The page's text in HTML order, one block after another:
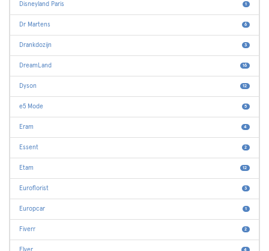
Disneyland Paris 1
Dr Martens 6
Drankdozijn 3
DreamLand 16
Dyson 12
e5 Mode 5
Eram 4
Essent 2
Etam 12
Euroflorist 3
Europcar 1
Fiverr 2
Flyer 4